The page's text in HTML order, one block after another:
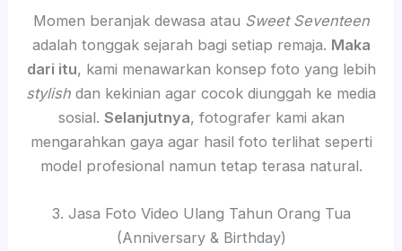
Momen beranjak dewasa atau Sweet Seventeen
adalah tonggak sejarah bagi setiap remaja. Maka
dari itu, kami menawarkan konsep foto yang lebih
stylish dan kekinian agar cocok diunggah ke media
sosial. Selanjutnya, fotografer kami akan
mengarahkan gaya agar hasil foto terlihat seperti
model profesional namun tetap terasa natural.
3. Jasa Foto Video Ulang Tahun Orang Tua
(Anniversary & Birthday)